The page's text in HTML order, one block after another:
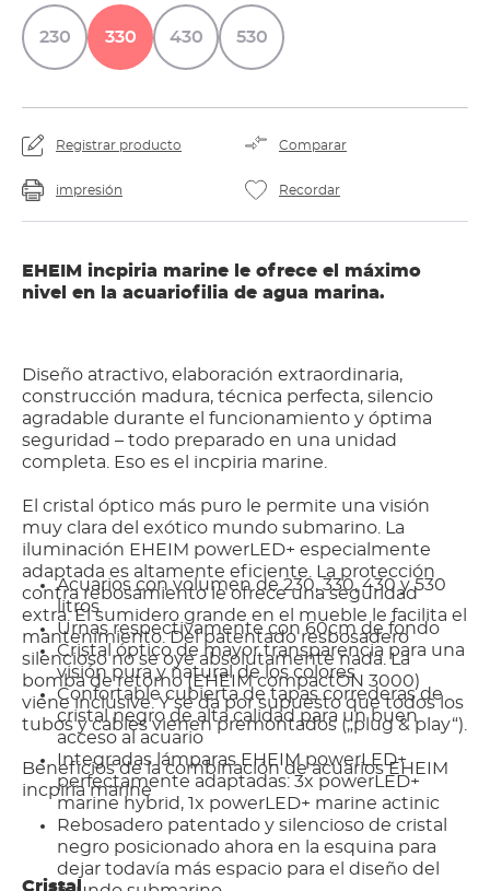
230 330 430 530
Registrar producto Comparar
impresión Recordar
EHEIM incpiria marine le ofrece el máximo
nivel en la acuariofilia de agua marina.
Diseño atractivo, elaboración extraordinaria,
construcción madura, técnica perfecta, silencio
agradable durante el funcionamiento y óptima
seguridad – todo preparado en una unidad
completa. Eso es el incpiria marine.
El cristal óptico más puro le permite una visión
muy clara del exótico mundo submarino. La
iluminación EHEIM powerLED+ especialmente
adaptada es altamente eficiente. La protección
contra rebosamiento le ofrece una seguridad
extra. El sumidero grande en el mueble le facilita el
mantenimiento. Del patentado resbosadero
silencioso no se oye absolutamente nada. La
bomba de retorno (EHEIM compactON 3000)
viene inclusive. Y se da por supuesto que todos los
tubos y cables vienen premontados („plug & play“).
Beneficios de la combinación de acuarios EHEIM
incpiria marine
Acuarios con volumen de 230, 330, 430 y 530
litros
Urnas respectivamente con 60cm de fondo
Cristal óptico de mayor transparencia para una
visión pura y natural de los colores
Confortable cubierta de tapas correderas de
cristal negro de alta calidad para un buen
acceso al acuario
Integradas lámparas EHEIM powerLED+
perfectamente adaptadas: 3x powerLED+
marine hybrid, 1x powerLED+ marine actinic
Rebosadero patentado y silencioso de cristal
negro posicionado ahora en la esquina para
dejar todavía más espacio para el diseño del
Cristal